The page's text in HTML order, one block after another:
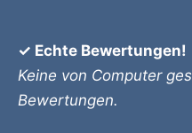
✓ Echte Bewertungen!
Keine von Computer
Bewertungen.